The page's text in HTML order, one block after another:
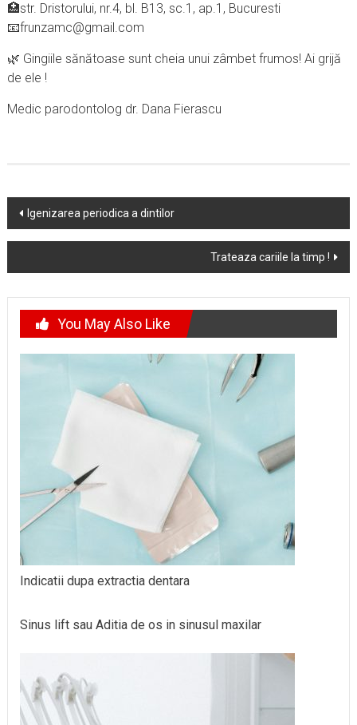
🏥str. Dristorului, nr.4, bl. B13, sc.1, ap.1, Bucuresti
📧frunzamc@gmail.com
🌿 Gingiile sănătoase sunt cheia unui zâmbet frumos! Ai grijă
de ele !
Medic parodontolog dr. Dana Fierascu
Post
navigation
Igenizarea periodica a dintilor
Trateaza cariile la timp !
You May Also Like
Indicatii dupa extractia dentara
Sinus lift sau Aditia de os in sinusul maxilar